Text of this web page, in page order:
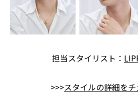
担当スタイリスト：
>>>スタイルの詳細をチ